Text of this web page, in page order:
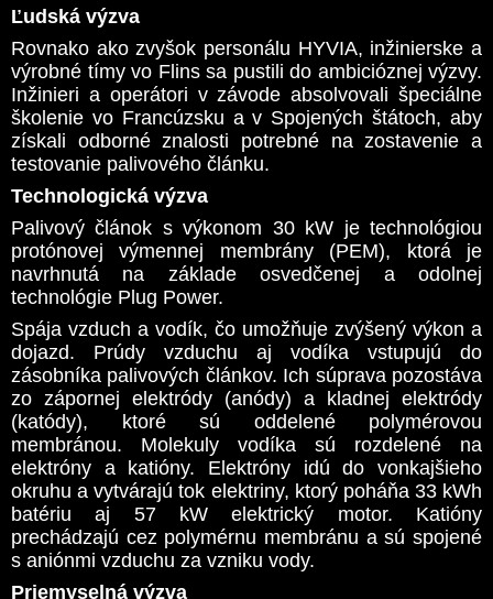
Ľudská výzva
Rovnako ako zvyšok personálu HYVIA, inžinierske a
výrobné tímy vo Flins sa pustili do ambicióznej výzvy.
Inžinieri a operátori v závode absolvovali špeciálne
školenie vo Francúzsku a v Spojených štátoch, aby
získali odborné znalosti potrebné na zostavenie a
testovanie palivového článku.
Technologická výzva
Palivový článok s výkonom 30 kW je technológiou
protónovej výmennej membrány (PEM), ktorá je
navrhnutá na základe osvedčenej a odolnej
technológie Plug Power.
Spája vzduch a vodík, čo umožňuje zvýšený výkon a
dojazd. Prúdy vzduchu aj vodíka vstupujú do
zásobníka palivových článkov. Ich súprava pozostáva
zo zápornej elektródy (anódy) a kladnej elektródy
(katódy), ktoré sú oddelené polymérovou
membránou. Molekuly vodíka sú rozdelené na
elektróny a katióny. Elektróny idú do vonkajšieho
okruhu a vytvárajú tok elektriny, ktorý poháňa 33 kWh
batériu aj 57 kW elektrický motor. Katióny
prechádzajú cez polymérnu membránu a sú spojené
s aniónmi vzduchu za vzniku vody.
Priemyselná výzva